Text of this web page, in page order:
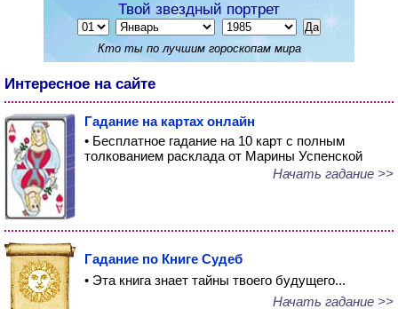
Твой звездный портрет
Кто ты по лучшим гороскопам мира
Интересное на сайте
Гадание на картах онлайн
• Бесплатное гадание на 10 карт с полным
толкованием расклада от Марины Успенской
Начать гадание >>
Гадание по Книге Судеб
• Эта книга знает тайны твоего будущего...
Начать гадание >>